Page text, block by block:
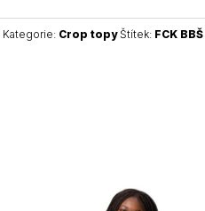
Kategorie: Crop topy Štítek: FCK BBŠ